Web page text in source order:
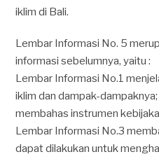
iklim di Bali.
Lembar Informasi No. 5
informasi sebelumnya, yaitu :
Lembar Informasi No.1
iklim dan dampak-
membahas instrumen
Lembar Informasi No.3
dapat dilakukan untuk